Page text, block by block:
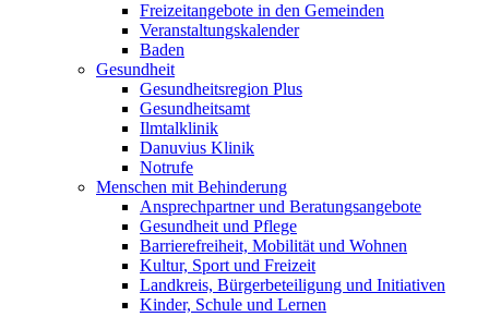
Freizeitangebote in den Gemeinden
Veranstaltungskalender
Baden
Gesundheit
Gesundheitsregion Plus
Gesundheitsamt
Ilmtalklinik
Danuvius Klinik
Notrufe
Menschen mit Behinderung
Ansprechpartner und Beratungsangebote
Gesundheit und Pflege
Barrierefreiheit, Mobilität und Wohnen
Kultur, Sport und Freizeit
Landkreis, Bürgerbeteiligung und Initiativen
Kinder, Schule und Lernen